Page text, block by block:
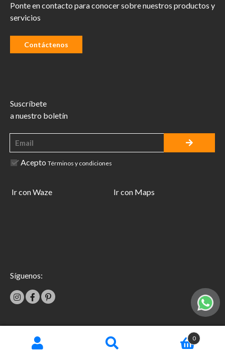
0
Ponte en contacto para conocer sobre nuestros productos y
servicios
Contáctenos
Suscríbete
a nuestro boletín
Acepto Términos y condiciones
Ir con Waze Ir con Maps
Síguenos:
Términos y condiciones